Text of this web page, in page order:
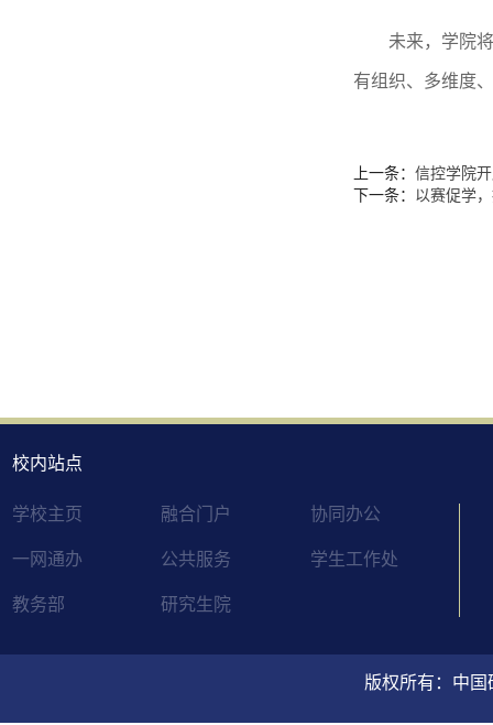
未来，学院
有组织、多维度
上一条： 信控学院
下一条： 以赛促学
校内站点
学校主页 融合门户 协同办公
一网通办 公共服务 学生工作处
教务部 研究生院
版权所有：中